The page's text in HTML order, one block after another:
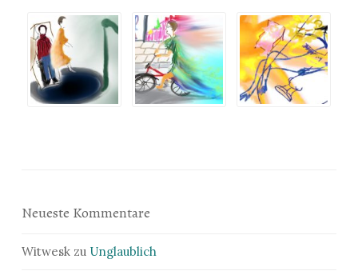
Neueste Kommentare
Witwesk zu Unglaublich